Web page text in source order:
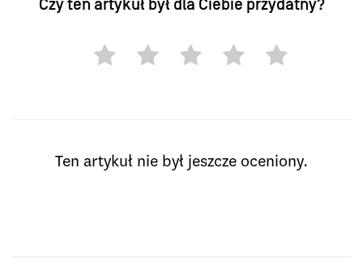
Czy ten artykuł był dla Ciebie przydatny?
Ten artykuł nie był jeszcze oceniony.